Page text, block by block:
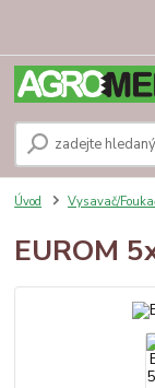
Úvod Vysavač/
EUROM